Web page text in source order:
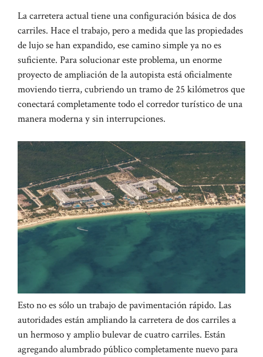
La carretera actual tiene una configuración básica de dos
carriles. Hace el trabajo, pero a medida que las propiedades
de lujo se han expandido, ese camino simple ya no es
suficiente. Para solucionar este problema, un enorme
proyecto de ampliación de la autopista está oficialmente
moviendo tierra, cubriendo un tramo de 25 kilómetros que
conectará completamente todo el corredor turístico de una
manera moderna y sin interrupciones.
Esto no es sólo un trabajo de pavimentación rápido. Las
autoridades están ampliando la carretera de dos carriles a
un hermoso y amplio bulevar de cuatro carriles. Están
agregando alumbrado público completamente nuevo para